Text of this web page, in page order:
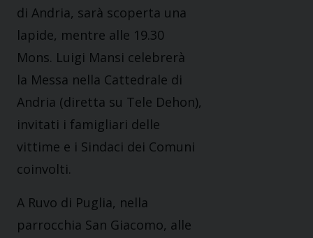
di Andria, sarà scoperta una
lapide, mentre alle 19.30
Mons. Luigi Mansi celebrerà
la Messa nella Cattedrale di
Andria (diretta su Tele Dehon),
invitati i famigliari delle
vittime e i Sindaci dei Comuni
coinvolti.
A Ruvo di Puglia, nella
parrocchia San Giacomo, alle